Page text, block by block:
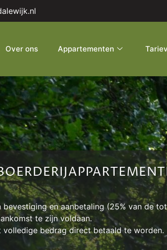
Over ons Appartementen
en aanbetaling (25% van de
te zijn voldaan.
bedrag direct betaald te worden.